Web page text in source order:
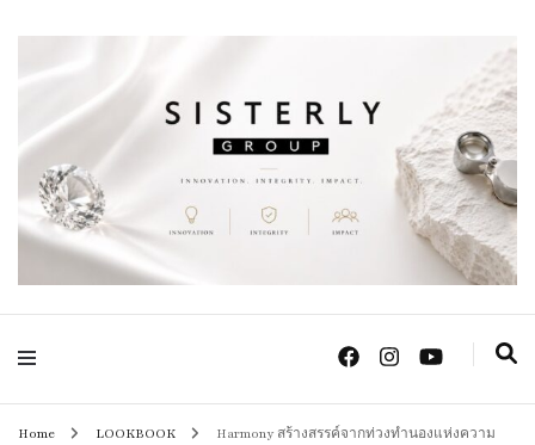
Sisterly Group
Thailand
Positive Power Jewelry แหวนแต่งงาน เครื่องประดับผู้หญิง จิวเวลรี จันทบุรี
Home LOOKBOOK
Harmony สร้างสรรค์จากท่วงทำนองแห่งความ